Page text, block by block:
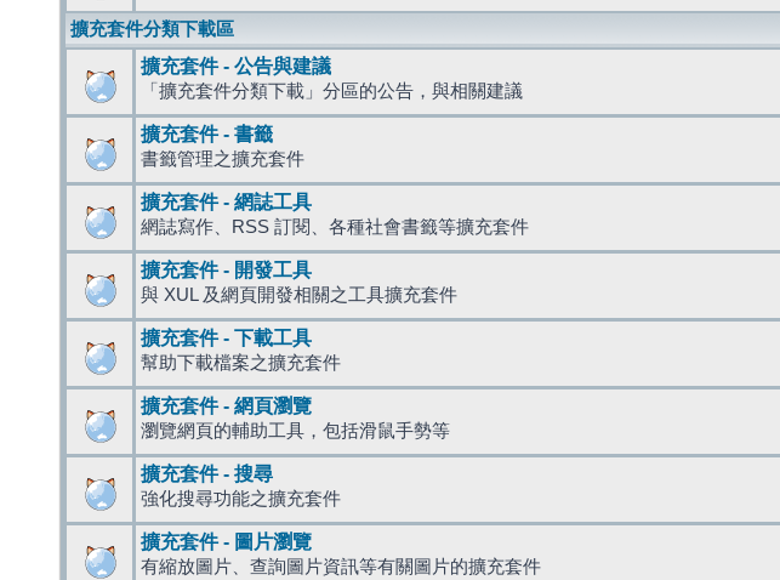
擴充套件分類下載區
擴充套件 - 公告與建議
「擴充套件分類下載」分區的公告，與相關建議
擴充套件 - 書籤
書籤管理之擴充套件
擴充套件 - 網誌工具
網誌寫作、RSS 訂閱、各種社會書籤等擴充套件
擴充套件 - 開發工具
與 XUL 及網頁開發相關之工具擴充套件
擴充套件 - 下載工具
幫助下載檔案之擴充套件
擴充套件 - 網頁瀏覽
瀏覽網頁的輔助工具，包括滑鼠手勢等
擴充套件 - 搜尋
強化搜尋功能之擴充套件
擴充套件 - 圖片瀏覽
有縮放圖片、查詢圖片資訊等有關圖片的擴充套件